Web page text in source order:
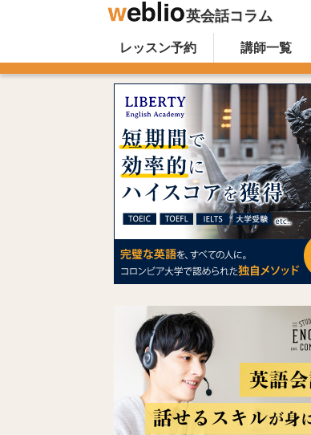
英会話コラム
オンライン英会話のWeblio英
Skip to content
レッスン予約 講師一覧